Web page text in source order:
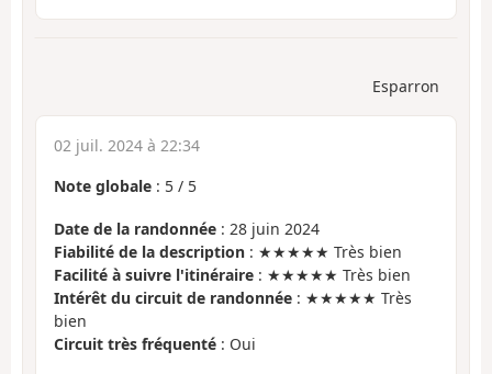
Esparron
02 juil. 2024 à 22:34
Note globale : 5 / 5
Date de la randonnée : 28 juin 2024
Fiabilité de la description : ★★★★★ Très bien
Facilité à suivre l'itinéraire : ★★★★★ Très bien
Intérêt du circuit de randonnée : ★★★★★ Très
bien
Circuit très fréquenté : Oui